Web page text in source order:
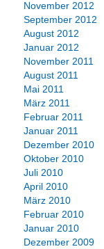
November 2012
September 2012
August 2012
Januar 2012
November 2011
August 2011
Mai 2011
März 2011
Februar 2011
Januar 2011
Dezember 2010
Oktober 2010
Juli 2010
April 2010
März 2010
Februar 2010
Januar 2010
Dezember 2009